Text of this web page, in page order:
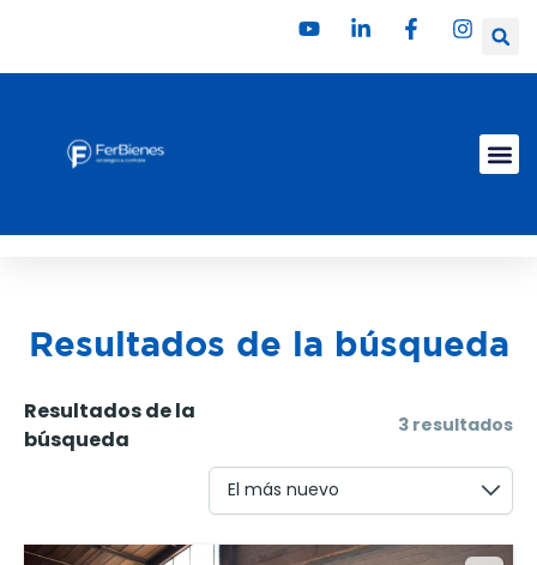
contenido
Resultados de la búsqueda
Resultados de la
búsqueda
3 resultados